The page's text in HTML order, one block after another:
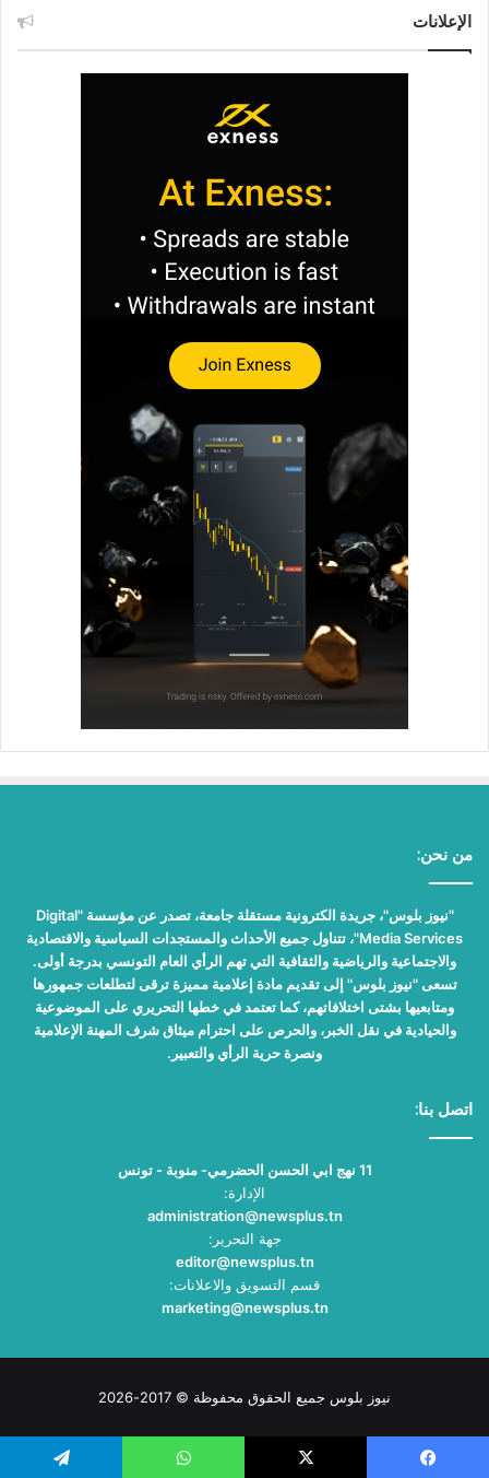
الإعلانات
من نحن:
"نيوز بلوس"، جريدة الكترونية مستقلة جامعة، تصدر عن مؤسسة "Digital
Media Services"، تتناول جميع الأحداث والمستجدات السياسية والاقتصادية
والاجتماعية والرياضية والثقافية التي تهم الرأي العام التونسي بدرجة أولى.
تسعى "نيوز بلوس" إلى تقديم مادة إعلامية مميزة ترقى لتطلعات جمهورها
ومتابعيها بشتى اختلافاتهم، كما تعتمد في خطها التحريري على الموضوعية
والحيادية في نقل الخبر، والحرص على احترام ميثاق شرف المهنة الإعلامية
ونصرة حرية الرأي والتعبير.
اتصل بنا:
11 نهج ابي الحسن الحضرمي- منوبة - تونس
الإدارة:
administration@newsplus.tn
جهة التحرير:
editor@newsplus.tn
قسم التسويق والاعلانات:
marketing@newsplus.tn
نيوز بلوس جميع الحقوق محفوظة © 2017-2026